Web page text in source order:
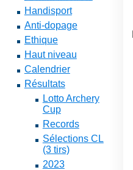
Handisport
Anti-dopage
Ethique
Haut niveau
Calendrier
Résultats
Lotto Archery
Cup
Records
Sélections CL
(3 tirs)
2023